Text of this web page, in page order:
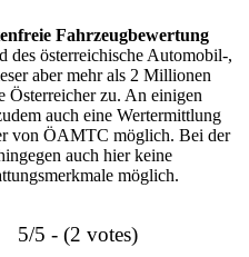
Fahrzeugbewertung
des österreichische Automobil-,
aber mehr als 2 Millionen
zu. An einigen
auch eine Wertermittlung
von ÖAMTC möglich. Bei der
auch hier keine
möglich.
5/5 - (2 votes)